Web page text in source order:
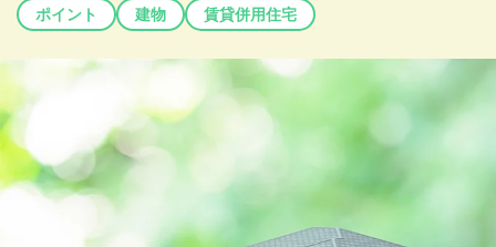
ポイント 建物 賃貸併用住宅